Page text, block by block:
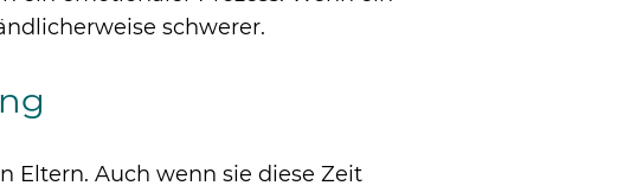
schwerer.
Eltern. Auch wenn sie diese Zeit